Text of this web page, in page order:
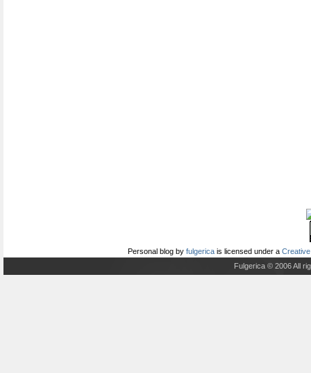
Personal blog by fulgerica is licensed under a
Fulgerica © 2006 All